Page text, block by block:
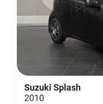
Suzuki Splash
2010